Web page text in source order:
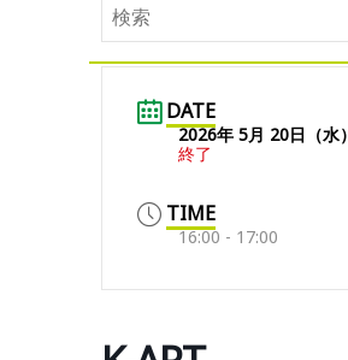
DATE
2026年 5月 20日（水）
終了
TIME
16:00 - 17:00